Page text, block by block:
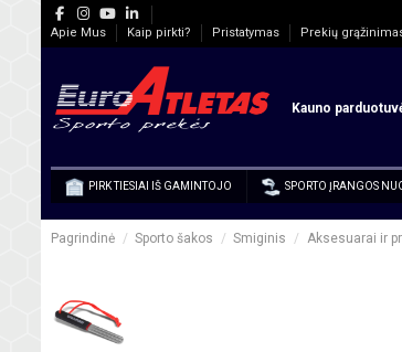
Apie Mus Kaip pirkti? Pristatymas Prekių
Kauno
PIRK TIESIAI IŠ GAMINTOJO SPORTO ĮRANGOS
Pagrindinė Sporto šakos Smiginis Aksesuarai ir